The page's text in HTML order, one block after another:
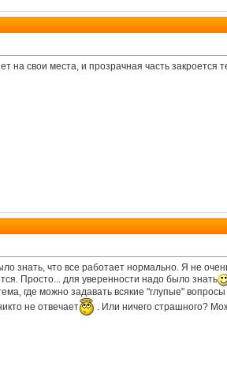
на свои места, и прозрачная часть закроется
знать, что все работает нормально. Я не
Просто... для уверенности надо было знать
где можно задавать всякие "глупые"
не отвечает
. Или ничего страшного?